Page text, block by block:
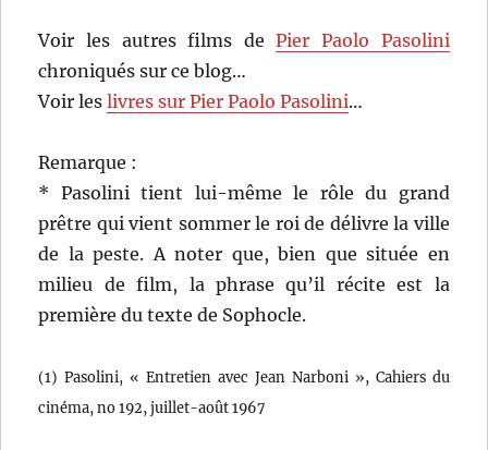
Voir les autres films dePier Paolo Pasolini
chroniqués sur ce blog…
Voir leslivres sur Pier Paolo Pasolini…
Remarque :
* Pasolini tient lui-même le rôle du grand
prêtre qui vient sommer le roi de délivre la ville
de la peste. A noter que, bien que située en
milieu de film, la phrase qu’il récite est la
première du texte de Sophocle.
(1) Pasolini, « Entretien avec Jean Narboni », Cahiers du
cinéma, no 192,‎ juillet-août 1967